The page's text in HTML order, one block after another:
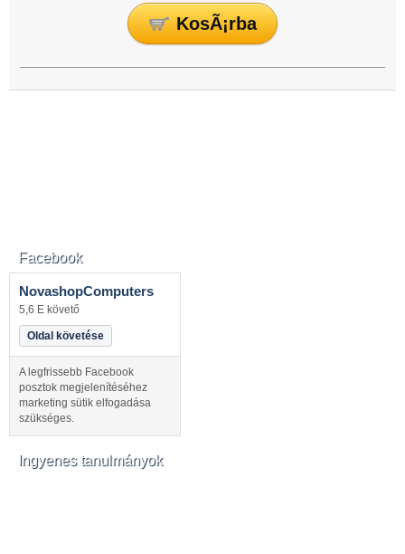
Facebook
NovashopComputers
5,6 E követő
Oldal követése
A legfrissebb Facebook
posztok megjelenítéséhez
marketing sütik elfogadása
szükséges.
Ingyenes tanulmányok